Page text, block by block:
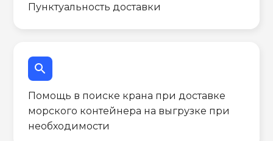
Пунктуальность доставки
search
Помощь в поиске крана при доставке
морского контейнера на выгрузке при
необходимости